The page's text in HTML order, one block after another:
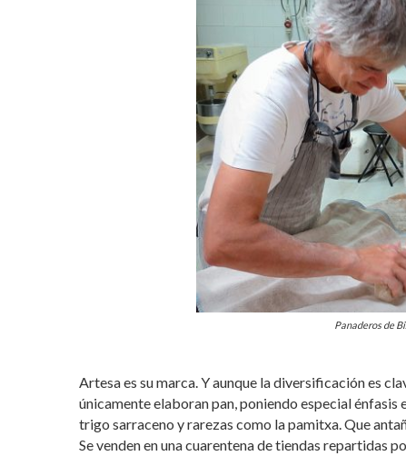
Panaderos de
Artesa es su marca. Y aunque la diversificación es
únicamente elaboran pan, poniendo especial énfasis
trigo sarraceno y rarezas como la pamitxa. Que
Se venden en una cuarentena de tiendas repartidas